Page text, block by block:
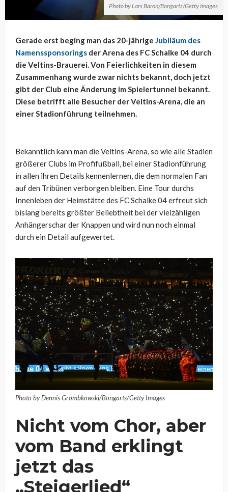
Photo by Lars Baron/Bongarts/Getty Images
Gerade erst beging man das 20-jährige Jubiläum des
Namenssponsorings der Arena des FC Schalke 04 durch
die Veltins-Brauerei. Von Feierlichkeiten in diesem
Zusammenhang wurde zwar nichts bekannt, doch jetzt
gibt der Club eine Änderung im Spielertunnel bekannt.
Diese betrifft alle Besucher der Veltins-Arena, die an
einer Stadionführung teilnehmen.
Bekanntlich kann man die Veltins-Arena, so wie alle Stadien
größerer Clubs im Profifußball, bei einer Stadionführung
in allen ihren Details kennenlernen, die dem normalen Fan
auf den Tribünen verborgen bleiben. Eine Tour durchs
Innenleben der Heimstätte des FC Schalke 04 erfreut sich
bislang bereits größter Beliebtheit bei der vielzähligen
Anhängerschar der Knappen und wird nun noch einmal
durch ein Detail aufgewertet.
Photo by Dennis Grombkowski/Bongarts/Getty Images
Nicht vom Chor, aber
vom Band erklingt
jetzt das
„Steigerlied“